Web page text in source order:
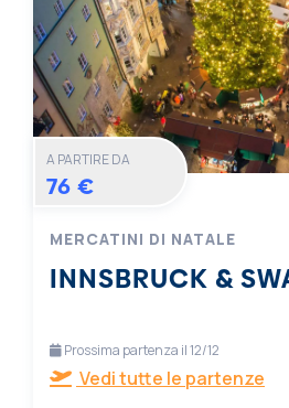
A PARTIRE DA
76 €
MERCATINI DI NATALE
INNSBRUCK &
Prossima partenza il 12/12
Vedi tutte le partenze